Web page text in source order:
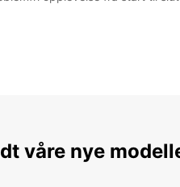
våre nye